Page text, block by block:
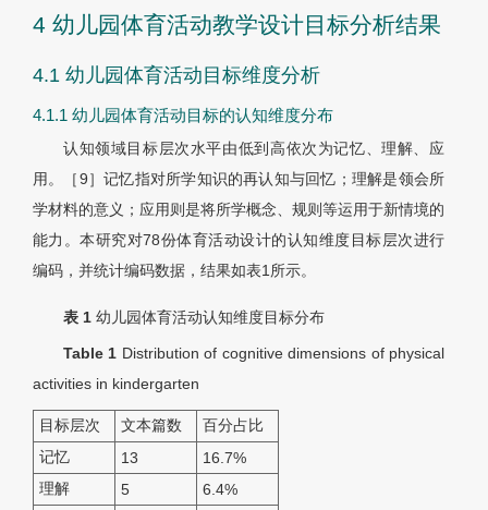
4 幼儿园体育活动教学设计目标分析结果
4.1 幼儿园体育活动目标维度分析
4.1.1 幼儿园体育活动目标的认知维度分布
认知领域目标层次水平由低到高依次为记忆、理解、应
用。［9］记忆指对所学知识的再认知与回忆；理解是领会所
学材料的意义；应用则是将所学概念、规则等运用于新情境的
能力。本研究对78份体育活动设计的认知维度目标层次进行
编码，并统计编码数据，结果如表1所示。
表 1 幼儿园体育活动认知维度目标分布
Table 1 Distribution of cognitive dimensions of physical
activities in kindergarten
目标层次 文本篇数
百分占比
记忆
13
16.7%
理解
5
6.4%